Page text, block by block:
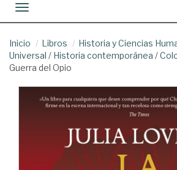
Toggle navigation
Inicio Libros Historia y Ciencias
Universal / Historia contemporánea /
Guerra del Opio